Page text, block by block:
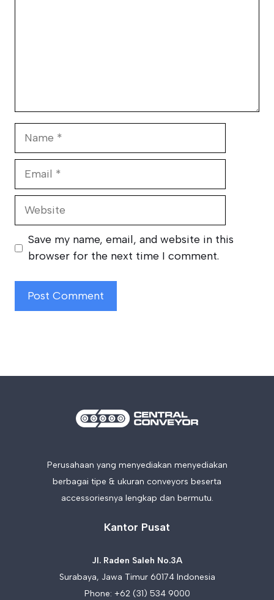
Website
Save my name, email, and website in this
browser for the next time I comment.
Perusahaan yang menyediakan menyediakan
berbagai tipe & ukuran conveyors beserta
accessoriesnya lengkap dan bermutu.
Kantor Pusat
Jl. Raden Saleh No.3A
Surabaya, Jawa Timur 60174 Indonesia
Phone: +62 (31) 534 9000